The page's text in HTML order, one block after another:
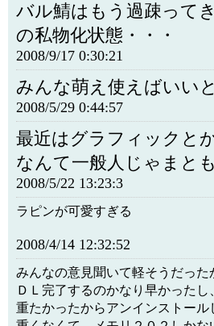
バル鯖はもう過疎って
の私物化状態・・・
2008/9/17 0:30:21
みんな萌え使えばいい
2008/5/29 0:44:57
最近はグラフィックと
なんて一般人じゃまと
2008/5/22 13:23:3
ラピンが可愛すぎる
2008/4/14 12:32:52
みんなの意見聞いて軽そうだっ
ＤＬ完了するのかなり早かった
重たかったからアンインストー